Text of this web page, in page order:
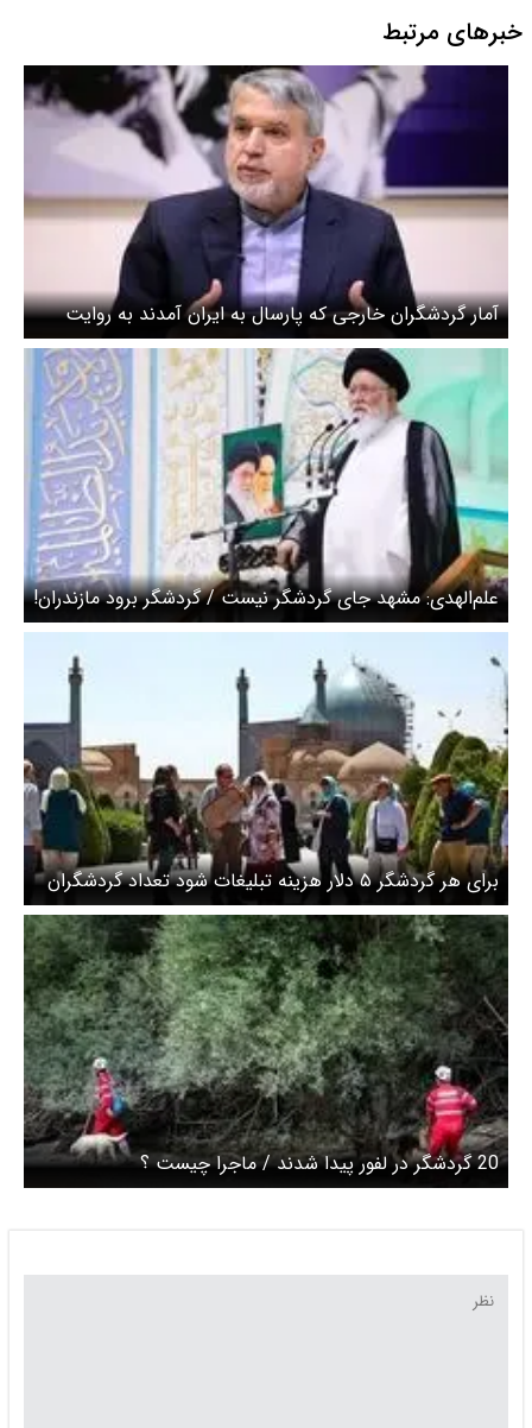
خبرهای مرتبط
آمار گردشگران خارجی که پارسال به ایران آمدند به روایت
وزیر میراث فرهنگی
علم‌الهدی: مشهد جای گردشگر نیست / گردشگر برود مازندران!
برای هر گردشگر ۵ دلار هزینه تبلیغات شود تعداد گردشگران
۳ برابر می‌شود
20 گردشگر در لفور پیدا شدند / ماجرا چیست ؟